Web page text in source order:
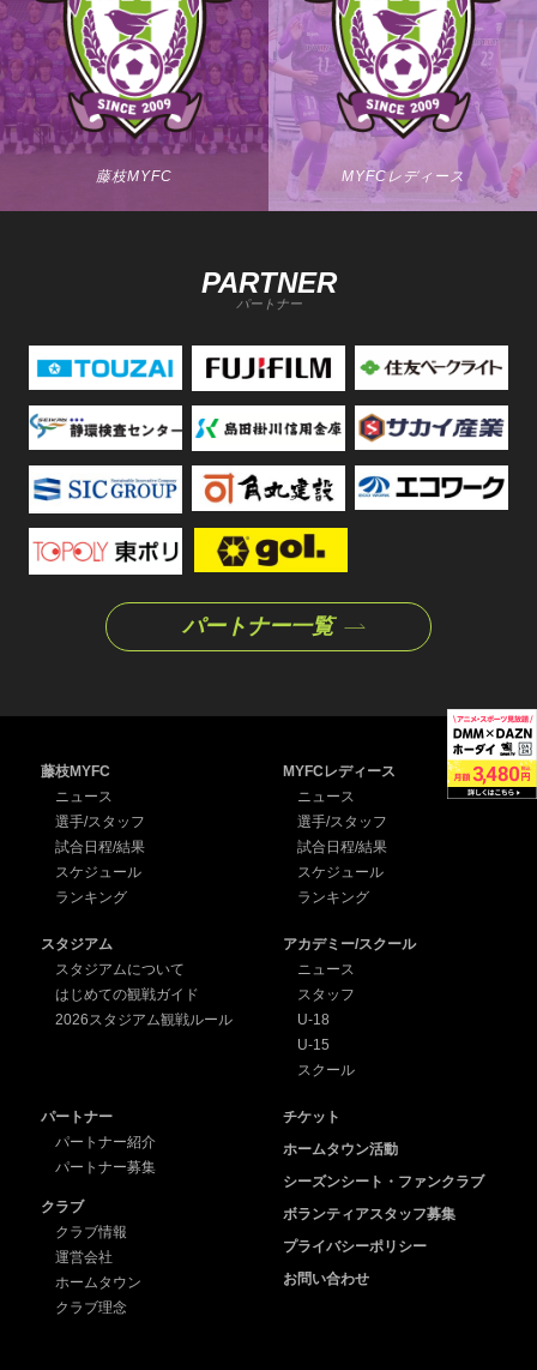
藤枝MYFC MYFCレディース
PARTNER
パートナー
パートナー一覧
藤枝MYFC
ニュース
選手/スタッフ
試合日程/結果
スケジュール
ランキング
MYFCレディース
ニュース
選手/スタッフ
試合日程/結果
スケジュール
ランキング
スタジアム
スタジアムについて
はじめての観戦ガイド
2026スタジアム観戦ルール
アカデミー/スクール
ニュース
スタッフ
U-18
U-15
スクール
パートナー
パートナー紹介
パートナー募集
クラブ
クラブ情報
運営会社
ホームタウン
クラブ理念
チケット
ホームタウン活動
シーズンシート・ファンクラブ
ボランティアスタッフ募集
プライバシーポリシー
お問い合わせ